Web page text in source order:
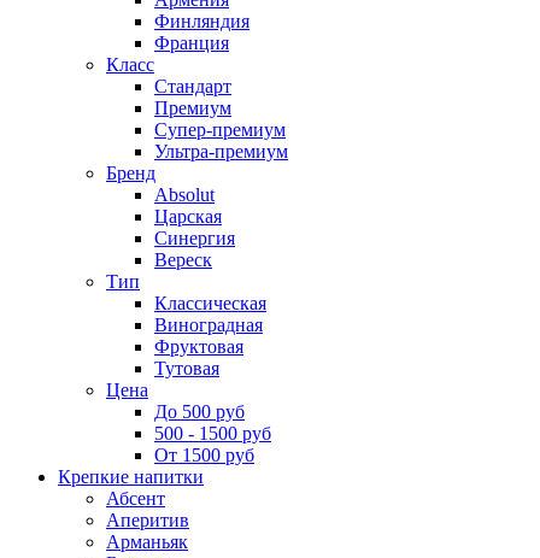
Финляндия
Франция
Класс
Стандарт
Премиум
Супер-премиум
Ультра-премиум
Бренд
Absolut
Царская
Синергия
Вереск
Тип
Классическая
Виноградная
Фруктовая
Тутовая
Цена
До 500 руб
500 - 1500 руб
От 1500 руб
Крепкие напитки
Абсент
Аперитив
Арманьяк